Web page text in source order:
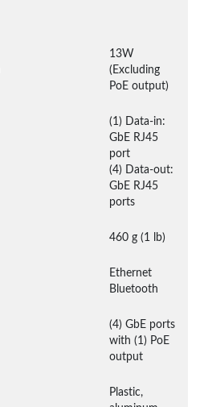
13W
(Excluding
PoE output)
(1) Data-in:
GbE RJ45
port
(4) Data-out:
GbE RJ45
ports
460 g (1 lb)
Ethernet
Bluetooth
(4) GbE ports
with (1) PoE
output
Plastic,